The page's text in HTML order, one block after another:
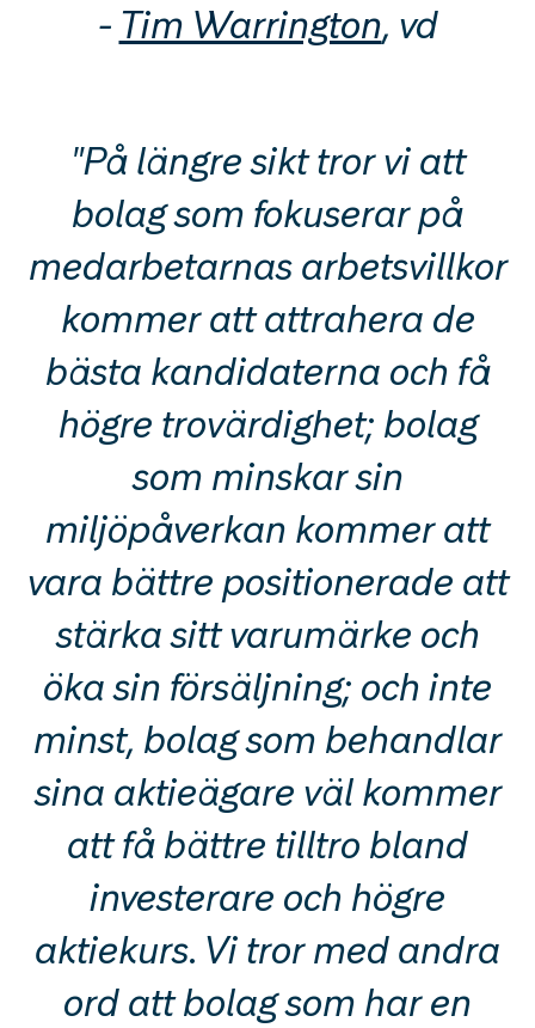
- Tim Warrington, vd
"På längre sikt tror vi att
bolag som fokuserar på
medarbetarnas arbetsvillkor
kommer att attrahera de
bästa kandidaterna och få
högre trovärdighet; bolag
som minskar sin
miljöpåverkan kommer att
vara bättre positionerade att
stärka sitt varumärke och
öka sin försäljning; och inte
minst, bolag som behandlar
sina aktieägare väl kommer
att få bättre tilltro bland
investerare och högre
aktiekurs. Vi tror med andra
ord att bolag som har en